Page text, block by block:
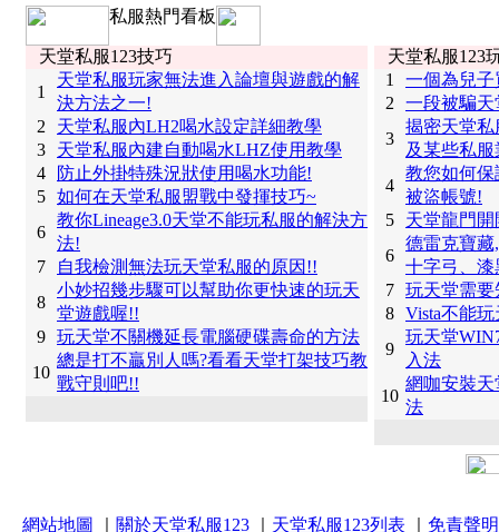
私服熱門看板
天堂私服123技巧
1
天堂私服玩家無法進入論壇與遊戲的解
決方法之一!
2
天堂私服內LH2喝水設定詳細教學
3
天堂私服內建自動喝水LHZ使用教學
4
防止外掛特殊況狀使用喝水功能!
5 如何在天堂私服盟戰中發揮技巧~
6
教你Lineage3.0天堂不能玩私服的解決方
法!
7
自我檢測無法玩天堂私服的原因!!
8
小妙招幾步驟可以幫助你更快速的玩天
堂遊戲喔!!
9 玩天堂不關機延長電腦硬碟壽命的方法
10
總是打不贏別人嗎?看看天堂打架技巧教
戰守則吧!!
天堂私服123
1
一個為兒
2
一段被騙
3
揭密天堂
及某些私
4
教您如何
被盜帳號!
5
天堂龍門
6
德雷克寶
十字弓、
7 玩天堂需
8 Vista不能
9
玩天堂
入法
10
網咖安裝
法
網站地圖 關於天堂私服123 天堂私服123列表 免責聲明